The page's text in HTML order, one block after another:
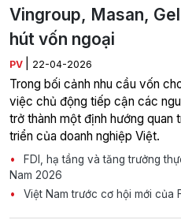
Vingroup, Masan,
hút vốn ngoại
PV 22-04-2026
Trong bối cảnh nhu cầu vốn
việc chủ động tiếp cận các
trở thành một định hướng quan
triển của doanh nghiệp Việt.
FDI, hạ tầng và tăng trưởng
Nam 2026
Việt Nam trước cơ hội mới của